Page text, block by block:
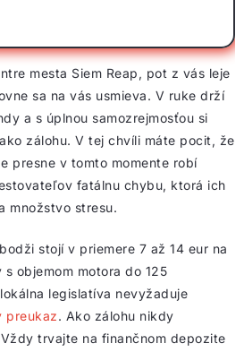
mesta Siem Reap, pot z vás leje
sa na vás usmieva. V ruke drží
a s úplnou samozrejmosťou si
zálohu. V tej chvíli máte pocit, že
presne v tomto momente robí
fatálnu chybu, ktorá ich
množstvo stresu.
stojí v priemere 7 až 14 eur na
objemom motora do 125
legislatíva nevyžaduje
preukaz. Ako zálohu nikdy
trvajte na finančnom depozite